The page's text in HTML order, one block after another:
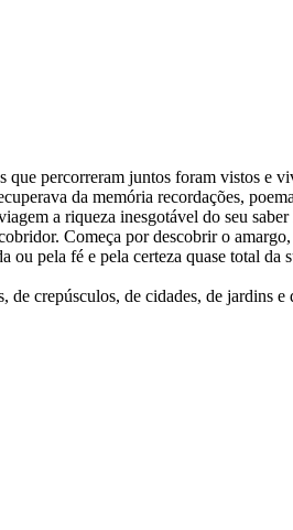
percorreram juntos foram vistos e
da memória recordações,
a riqueza inesgotável do seu
Começa por descobrir o
ou pela fé e pela certeza quase total da
crepúsculos, de cidades, de jardins e